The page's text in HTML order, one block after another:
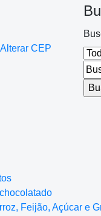
Alterar CEP
Feijão, Açúcar e